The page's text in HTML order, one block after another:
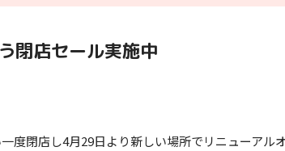
閉店セール実施中
度閉店し4月29日より新しい場所でリニューアル